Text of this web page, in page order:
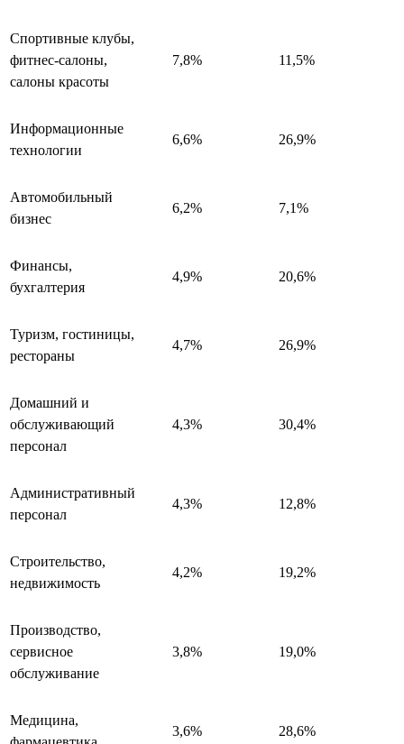
Спортивные клубы,
фитнес-салоны,
салоны красоты
7,8% 11,5%
Информационные
технологии
6,6% 26,9%
Автомобильный
бизнес
6,2% 7,1%
Финансы,
бухгалтерия
4,9% 20,6%
Туризм, гостиницы,
рестораны
4,7% 26,9%
Домашний и
обслуживающий
персонал
4,3% 30,4%
Административный
персонал
4,3% 12,8%
Строительство,
недвижимость
4,2% 19,2%
Производство,
сервисное
обслуживание
3,8% 19,0%
Медицина,
3,6% 28,6%